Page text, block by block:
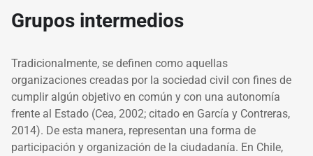
Grupos intermedios
Tradicionalmente, se definen como aquellas
organizaciones creadas por la sociedad civil con fines de
cumplir algún objetivo en común y con una autonomía
frente al Estado (Cea, 2002; citado en García y Contreras,
2014). De esta manera, representan una forma de
participación y organización de la ciudadanía. En Chile,